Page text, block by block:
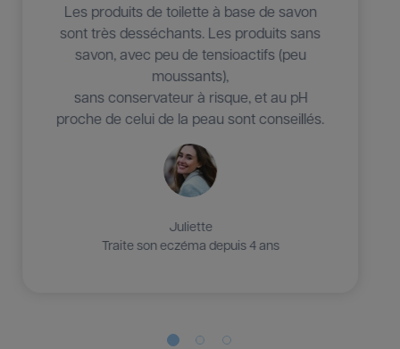
Les produits de toilette à base de savon
sont très desséchants. Les produits sans
savon, avec peu de tensioactifs (peu
moussants),
sans conservateur à risque, et au pH
proche de celui de la peau sont conseillés.
Tessa
Traite son eczéma depuis 7 ans